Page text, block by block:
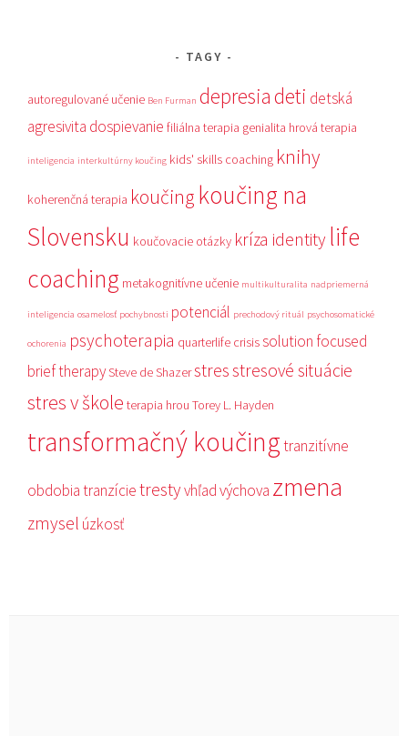
TAGY
autoregulované učenie Ben Furman depresiadeti detská
agresivita dospievanie filiálna terapia genialita hrová terapia
inteligencia interkultúrny koučing kids' skills coaching knihy
koherenčná terapia koučing koučing na
Slovensku koučovacie otázky kríza identity life
coaching metakognitívne učenie multikulturalita nadpriemerná
inteligencia osamelosť pochybnosti potenciál prechodový rituál psychosomatické
ochorenia psychoterapia quarterlife crisissolution focused
brief therapySteve de Shazerstresstresové situácie
stres v škole terapia hrou Torey L. Hayden
transformačný koučingtranzitívne
obdobiatranzícietrestyvhľadvýchova zmena
zmysel úzkosť